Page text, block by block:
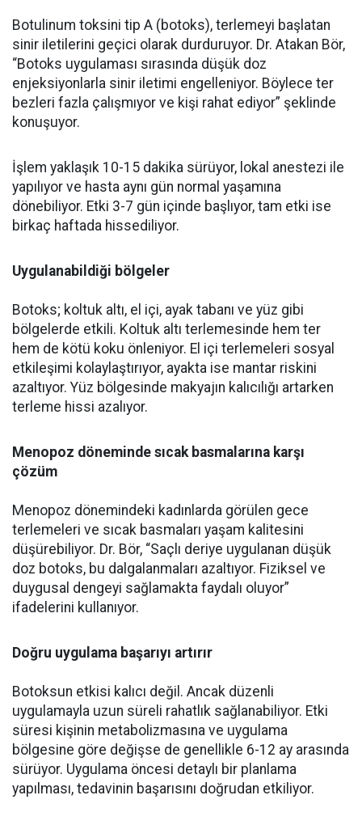
Botulinum toksini tip A (botoks), terlemeyi başlatan
sinir iletilerini geçici olarak durduruyor. Dr. Atakan Bör,
“Botoks uygulaması sırasında düşük doz
enjeksiyonlarla sinir iletimi engelleniyor. Böylece ter
bezleri fazla çalışmıyor ve kişi rahat ediyor” şeklinde
konuşuyor.
İşlem yaklaşık 10-15 dakika sürüyor, lokal anestezi ile
yapılıyor ve hasta aynı gün normal yaşamına
dönebiliyor. Etki 3-7 gün içinde başlıyor, tam etki ise
birkaç haftada hissediliyor.
Uygulanabildiği bölgeler
Botoks; koltuk altı, el içi, ayak tabanı ve yüz gibi
bölgelerde etkili. Koltuk altı terlemesinde hem ter
hem de kötü koku önleniyor. El içi terlemeleri sosyal
etkileşimi kolaylaştırıyor, ayakta ise mantar riskini
azaltıyor. Yüz bölgesinde makyajın kalıcılığı artarken
terleme hissi azalıyor.
Menopoz döneminde sıcak basmalarına karşı
çözüm
Menopoz dönemindeki kadınlarda görülen gece
terlemeleri ve sıcak basmaları yaşam kalitesini
düşürebiliyor. Dr. Bör, “Saçlı deriye uygulanan düşük
doz botoks, bu dalgalanmaları azaltıyor. Fiziksel ve
duygusal dengeyi sağlamakta faydalı oluyor”
ifadelerini kullanıyor.
Doğru uygulama başarıyı artırır
Botoksun etkisi kalıcı değil. Ancak düzenli
uygulamayla uzun süreli rahatlık sağlanabiliyor. Etki
süresi kişinin metabolizmasına ve uygulama
bölgesine göre değişse de genellikle 6-12 ay arasında
sürüyor. Uygulama öncesi detaylı bir planlama
yapılması, tedavinin başarısını doğrudan etkiliyor.